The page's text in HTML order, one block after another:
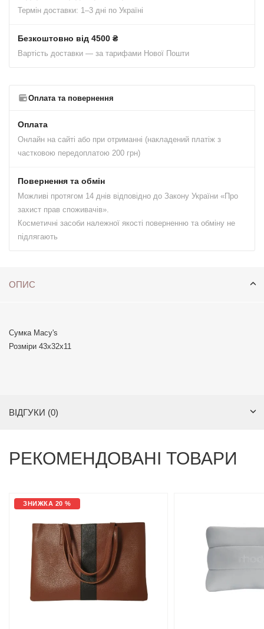
Термін доставки: 1–3 дні по Україні
Безкоштовно від 4500 ₴
Вартість доставки — за тарифами Нової Пошти
Оплата та повернення
Оплата
Онлайн на сайті або при отриманні (накладений платіж з
частковою передоплатою 200 грн)
Повернення та обмін
Можливі протягом 14 днів відповідно до Закону України «Про
захист прав споживачів».
Косметичні засоби належної якості поверненню та обміну не
підлягають
ОПИС
Сумка Macy's
Розміри 43х32х11
ВІДГУКИ (0)
РЕКОМЕНДОВАНІ ТОВАРИ
ЗНИЖКА 20 %